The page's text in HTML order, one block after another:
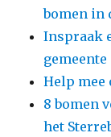
bomen in
Inspraak
Help mee
8 bomen
het